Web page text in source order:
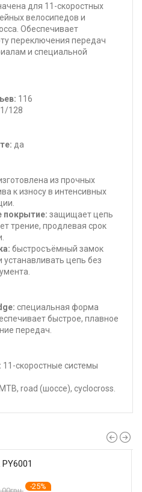
для 11-скоростных
велосипедов и
Обеспечивает
переключения передач
и специальной
116
128
да
из прочных
к износу в интенсивных
покрытие: защищает цепь
трение, продлевая срок
быстросъёмный замок
устанавливать цепь без
специальная форма
быстрое, плавное
передач.
11-скоростные системы
road (шоссе), cyclocross.
-25%